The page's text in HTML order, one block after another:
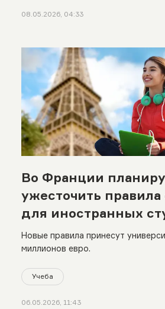
08.05.2026, 04:33
Во Франции
ужесточить
для иностранных
Новые правила принесут
миллионов евро.
Учеба
06.05.2026, 11:43